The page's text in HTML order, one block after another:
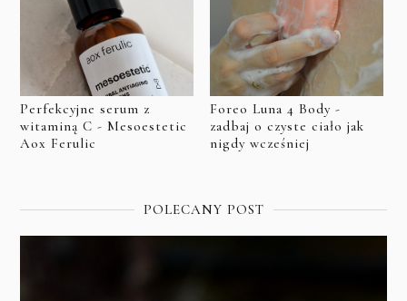
Perfekcyjne serum z
witaminą C - Mesoestetic
Aox Ferulic
Foreo Luna 4 Body -
zadbaj o czyste ciało jak
nigdy wcześniej
POLECANY POST